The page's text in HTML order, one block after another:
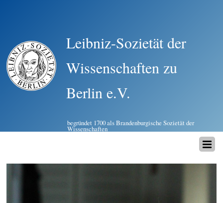
Leibniz-Sozietät der
Wissenschaften zu
Berlin e.V.
begründet 1700 als Brandenburgische Sozietät der
Wissenschaften